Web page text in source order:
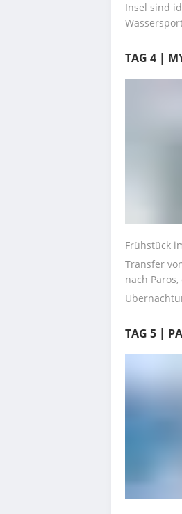
Insel sind
TAG 4 |
Frühstück
Transfer
nach
TAG 5 |